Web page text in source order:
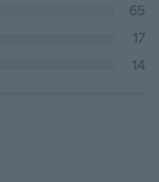
65
17
14